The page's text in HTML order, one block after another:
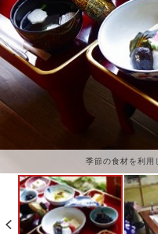
季節の食材を利用